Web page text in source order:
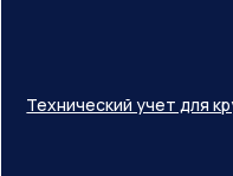
Технический учет для